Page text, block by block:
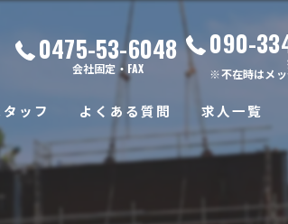
0475-53-6048
会社固定・FAX
090-
※不在時はメ
タッフ よくある質問 求人一覧